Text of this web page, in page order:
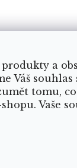
a
Váš
tomu, co
Vaše